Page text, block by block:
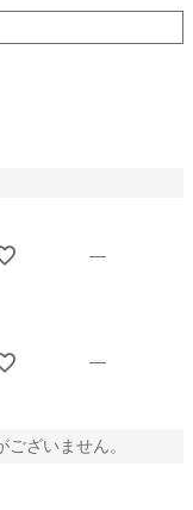
—
—
ざいません。